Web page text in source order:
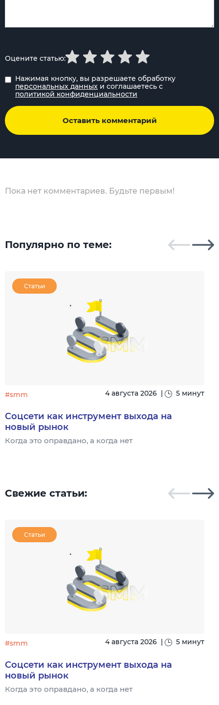
Нажимая кнопку, вы разрешаете обработку
персональных данных и соглашаетесь с
политикой конфиденциальности
Оставить комментарий
Оцените статью:
Пока нет комментариев. Будьте первым!
Популярно по теме:
Статьи
#smm 4 августа 2026 | 5 минут
Соцсети как инструмент выхода на
новый рынок
Когда это оправдано, а когда нет
Свежие статьи:
Статьи
#smm 4 августа 2026 5 минут
Соцсети как инструмент выхода на
новый рынок
Когда это оправдано, а когда нет